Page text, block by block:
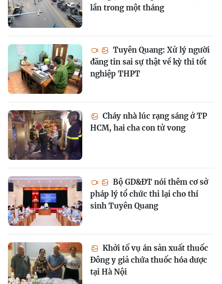
lần trong một tháng
Tuyên Quang: Xử lý người
đăng tin sai sự thật về kỳ thi tốt
nghiệp THPT
Cháy nhà lúc rạng sáng ở TP
HCM, hai cha con tử vong
Bộ GD&ĐT nói thêm cơ sở
pháp lý tổ chức thi lại cho thí
sinh Tuyên Quang
Khởi tố vụ án sản xuất thuốc
Đông y giả chứa thuốc hóa dược
tại Hà Nội